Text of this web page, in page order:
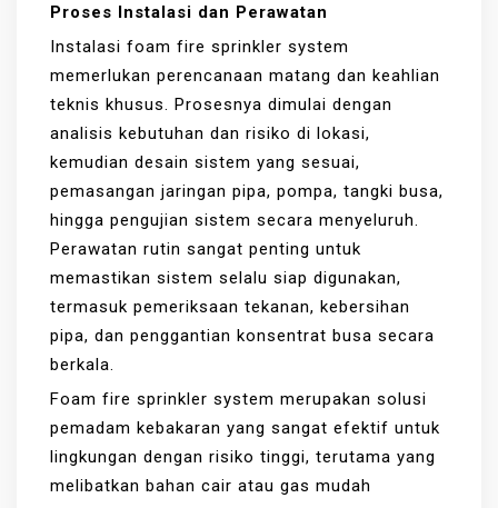
Proses Instalasi dan Perawatan
Instalasi foam fire sprinkler system
memerlukan perencanaan matang dan keahlian
teknis khusus. Prosesnya dimulai dengan
analisis kebutuhan dan risiko di lokasi,
kemudian desain sistem yang sesuai,
pemasangan jaringan pipa, pompa, tangki busa,
hingga pengujian sistem secara menyeluruh.
Perawatan rutin sangat penting untuk
memastikan sistem selalu siap digunakan,
termasuk pemeriksaan tekanan, kebersihan
pipa, dan penggantian konsentrat busa secara
berkala.
Foam fire sprinkler system merupakan solusi
pemadam kebakaran yang sangat efektif untuk
lingkungan dengan risiko tinggi, terutama yang
melibatkan bahan cair atau gas mudah